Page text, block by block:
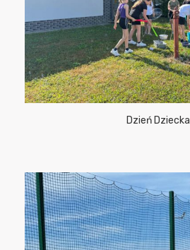
Dzień Dziecka